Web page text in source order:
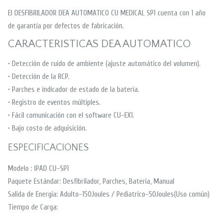
El DESFIBRILADOR DEA AUTOMATICO CU MEDICAL SP1 cuenta con 1 año
de garantía por defectos de fabricación.
CARACTERISTICAS DEA AUTOMATICO
• Detección de ruido de ambiente (ajuste automático del volumen).
• Detección de la RCP.
• Parches e indicador de estado de la batería.
• Registro de eventos múltiples.
• Fácil comunicación con el software CU-EX1.
• Bajo costo de adquisición.
ESPECIFICACIONES
Modelo : IPAD CU-SP1
Paquete Estándar: Desfibrilador, Parches, Batería, Manual
Salida de Energía: Adulto-150Joules / Pediatrico-50Joules(Uso común)
Tiempo de Carga: